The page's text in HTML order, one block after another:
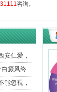
咨询。
安仁爱，
白癜风终
能忽视，